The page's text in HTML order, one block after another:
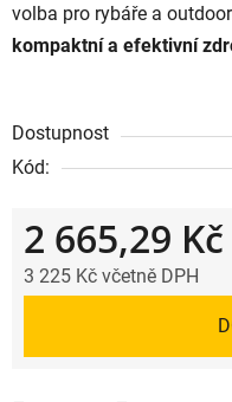
volba pro rybáře a
kompaktní a efektivní
Dostupnost
Kód:
2 665,29 Kč
3 225 Kč včetně DPH